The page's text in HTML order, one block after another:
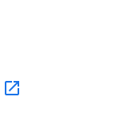
open_in_new